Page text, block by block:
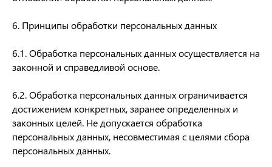
6. Принципы обработки персональных данных
6.1. Обработка персональных данных осуществляется на
законной и справедливой основе.
6.2. Обработка персональных данных ограничивается
достижением конкретных, заранее определенных и
законных целей. Не допускается обработка
персональных данных, несовместимая с целями сбора
персональных данных.